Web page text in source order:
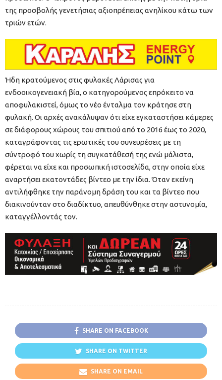
της προσβολής γενετήσιας αξιοπρέπειας ανηλίκου κάτω των
τριών ετών.
Ήδη κρατούμενος στις φυλακές Λάρισας για
ενδοοικογενειακή βία, ο κατηγορούμενος επρόκειτο να
αποφυλακιστεί, όμως το νέο ένταλμα τον κράτησε στη
φυλακή. Οι αρχές ανακάλυψαν ότι είχε εγκαταστήσει κάμερες
σε διάφορους χώρους του σπιτιού από το 2016 έως το 2020,
καταγράφοντας τις ερωτικές του συνευρέσεις με τη
σύντροφό του χωρίς τη συγκατάθεσή της ενώ μάλιστα,
φέρεται να είχε και προσωπική ιστοσελίδα, στην οποία είχε
αναρτήσει εκατοντάδες βίντεο με την ίδια. Όταν εκείνη
αντιλήφθηκε την παράνομη δράση του και τα βίντεο που
διακινούνταν στο διαδίκτυο, απευθύνθηκε στην αστυνομία,
καταγγέλλοντάς τον.
SHARE ON FACEBOOK
SHARE ON TWITTER
SHARE ON EMAIL